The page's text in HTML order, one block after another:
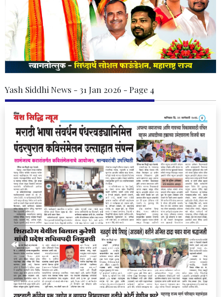
Yash Siddhi News - 31 Jan 2026 - Page 4